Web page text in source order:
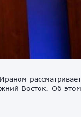
рассматривает
Восток. Об этом